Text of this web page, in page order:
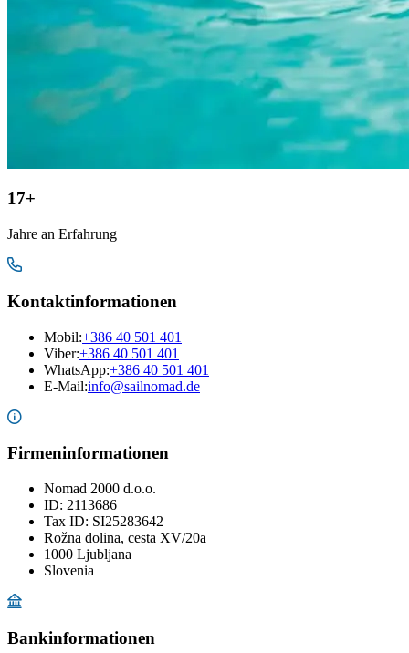
17+
Jahre an Erfahrung
Kontaktinformationen
Mobil:+386 40 501 401
Viber:+386 40 501 401
WhatsApp:+386 40 501 401
E-Mail:info@sailnomad.de
Firmeninformationen
Nomad 2000 d.o.o.
ID: 2113686
Tax ID: SI25283642
Rožna dolina, cesta XV/20a
1000 Ljubljana
Slovenia
Bankinformationen